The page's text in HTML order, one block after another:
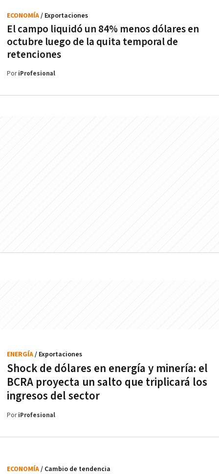
El campo liquidó un 84% menos dólares en
octubre luego de la quita temporal de
retenciones
ECONOMÍA/ Exportaciones
PoriProfesional
Shock de dólares en energía y minería: el
BCRA proyecta un salto que triplicará los
ingresos del sector
ENERGÍA/ Exportaciones
PoriProfesional
ECONOMÍA/ Cambio de tendencia